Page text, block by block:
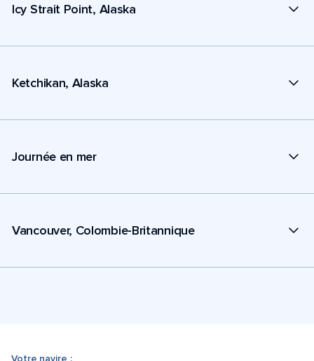
Icy Strait Point, Alaska
Ketchikan, Alaska
Journée en mer
Vancouver, Colombie-Britannique
Votre navire :